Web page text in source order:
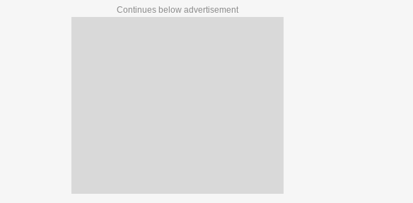
Continues below advertisement